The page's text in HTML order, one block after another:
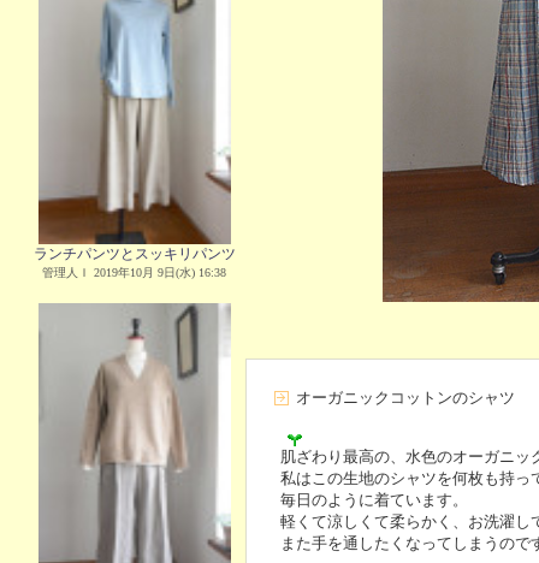
ランチパンツとスッキリパンツ
管理人Ｉ 2019年10月 9日(水) 16:38
オーガニックコットンのシャツ
肌ざわり最高の、水色のオーガニッ
私はこの生地のシャツを何枚も持っ
毎日のように着ています。
軽くて涼しくて柔らかく、お洗濯し
また手を通したくなってしまうので